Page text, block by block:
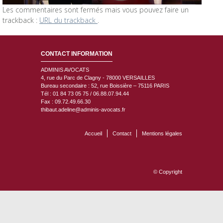
Les commentaires sont fermés mais vous pouvez faire un
trackback : URL du trackback
CONTACT INFORMATION
ADMINIS AVOCATS
4, rue du Parc de Clagny - 78000 VERSAILLES
Bureau secondaire : 52, rue Boissière – 75116 PARIS
Tél : 01 84 73 05 75 / 06.88.07.94.44
Fax : 09.72.49.66.30
thibaut.adeline@adminis-avocats.fr
Accueil Contact Mentions légales
© Copyright